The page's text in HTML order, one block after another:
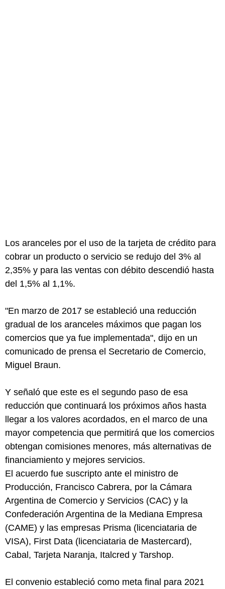
Los aranceles por el uso de la tarjeta de crédito para
cobrar un producto o servicio se redujo del 3% al
2,35% y para las ventas con débito descendió hasta
del 1,5% al 1,1%.
"En marzo de 2017 se estableció una reducción
gradual de los aranceles máximos que pagan los
comercios que ya fue implementada", dijo en un
comunicado de prensa el Secretario de Comercio,
Miguel Braun.
Y señaló que este es el segundo paso de esa
reducción que continuará los próximos años hasta
llegar a los valores acordados, en el marco de una
mayor competencia que permitirá que los comercios
obtengan comisiones menores, más alternativas de
financiamiento y mejores servicios.
El acuerdo fue suscripto ante el ministro de
Producción, Francisco Cabrera, por la Cámara
Argentina de Comercio y Servicios (CAC) y la
Confederación Argentina de la Mediana Empresa
(CAME) y las empresas Prisma (licenciataria de
VISA), First Data (licenciataria de Mastercard),
Cabal, Tarjeta Naranja, Italcred y Tarshop.
El convenio estableció como meta final para 2021